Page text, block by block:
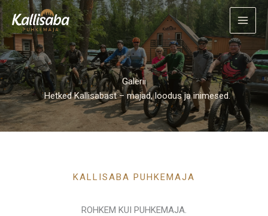
Skip
to
content
Galerii
Hetked Kallisabast – majad, loodus ja inimesed.
KALLISABA PUHKEMAJA
ROHKEM KUI PUHKEMAJA.